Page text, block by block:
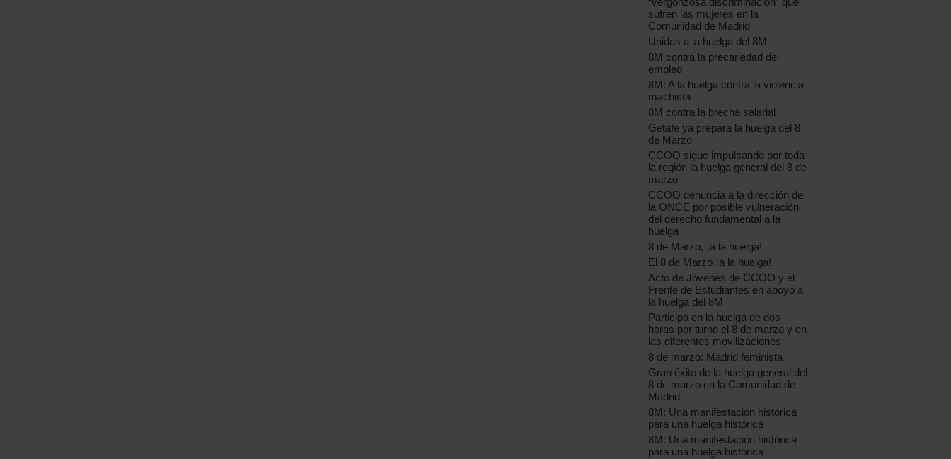
sufren las mujeres en la
Comunidad de Madrid
Unidas a la huelga del 8M
8M contra la precariedad del
empleo
8M: A la huelga contra la violencia
machista
8M contra la brecha salarial
Getafe ya prepara la huelga del 8
de Marzo
CCOO sigue impulsando por toda
la región la huelga general del 8 de
marzo
CCOO denuncia a la dirección de
la ONCE por posible vulneración
del derecho fundamental a la
huelga
8 de Marzo, ¡a la huelga!
El 8 de Marzo ¡a la huelga!
Acto de Jóvenes de CCOO y el
Frente de Estudiantes en apoyo a
la huelga del 8M
Participa en la huelga de dos
horas por turno el 8 de marzo y en
las diferentes movilizaciones
8 de marzo: Madrid feminista
Gran éxito de la huelga general del
8 de marzo en la Comunidad de
Madrid
8M: Una manifestación histórica
para una huelga histórica
8M: Una manifestación histórica
para una huelga histórica